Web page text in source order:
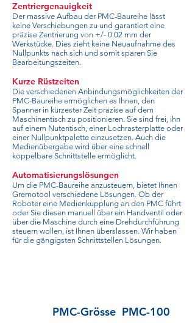
Zentriergenauigkeit
Der massive Aufbau der PMC-Baureihe lässt
keine Verschiebungen zu und garantiert eine
präzise Zentrierung von +/- 0.02 mm der
Werkstücke. Dies zieht keine Neuaufnahme des
Nullpunkts nach sich und somit sparen Sie
Bearbeitungszeiten.
Kurze Rüstzeiten
Die verschiedenen Anbindungsmöglichkeiten der
PMC-Baureihe ermöglichen es Ihnen, den
Spanner in kürzester Zeit präzise auf dem
Maschinentisch zu positionieren. Sie sind frei, ihn
auf einem Nutentisch, einer Lochrasterplatte oder
einer Nullpunktpalette einzusetzen. Auch die
Medienübergabe wird über eine schnell
koppelbare Schnittstelle ermöglicht.
Automatisierungslösungen
Um die PMC-Baureihe anzusteuern, bietet Ihnen
Gremotool verschiedene Lösungen. Ob der
Roboter eine Medienkupplung an den PMC führt
oder Sie diesen manuell über ein Handventil oder
über die Maschine durch eine Drehdurchführung
steuern wollen, ist Ihnen überslassen. Wir haben
für die gängigsten Schnittstellen Lösungen.
PMC-Grösse PMC-100